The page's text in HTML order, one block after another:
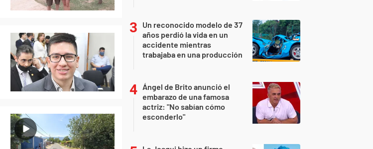
Un reconocido modelo de 37
años perdió la vida en un
accidente mientras
trabajaba en una producción
Ángel de Brito anunció el
embarazo de una famosa
actriz: "No sabían cómo
esconderlo"